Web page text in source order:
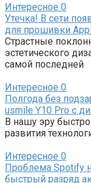
Интересное 0
Утечка! В сети
для прошивки
Страстные
эстетического
самой последней
Интересное 0
Полгода без
usmile Y10 Pro с
В нашу эру
развития
Интересное 0
Проблема Spotify
быстрый разряд